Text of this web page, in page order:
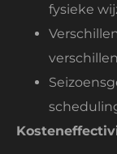
fysieke